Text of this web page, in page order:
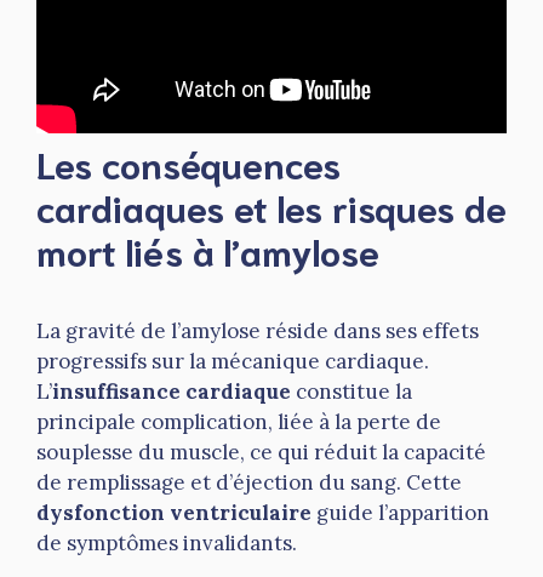
Les conséquences
cardiaques et les risques de
mort liés à l’amylose
La gravité de l’amylose réside dans ses effets
progressifs sur la mécanique cardiaque.
L’insuffisance cardiaque constitue la
principale complication, liée à la perte de
souplesse du muscle, ce qui réduit la capacité
de remplissage et d’éjection du sang. Cette
dysfonction ventriculaire guide l’apparition
de symptômes invalidants.